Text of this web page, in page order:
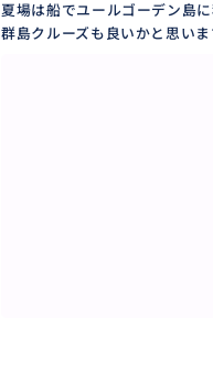
夏場は船でユールゴーデン島に
群島クルーズも良いかと思いま